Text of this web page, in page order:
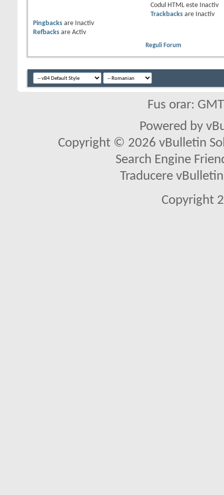
Codul HTML este
Inactiv
Trackbacksare
Inactiv
Pingbacks are
Inactiv
Refbacks are Activ
Reguli Forum
Fus orar:
Powered by
Copyright © 2026 vBulletin
Search Engine
Traducere
Copyright